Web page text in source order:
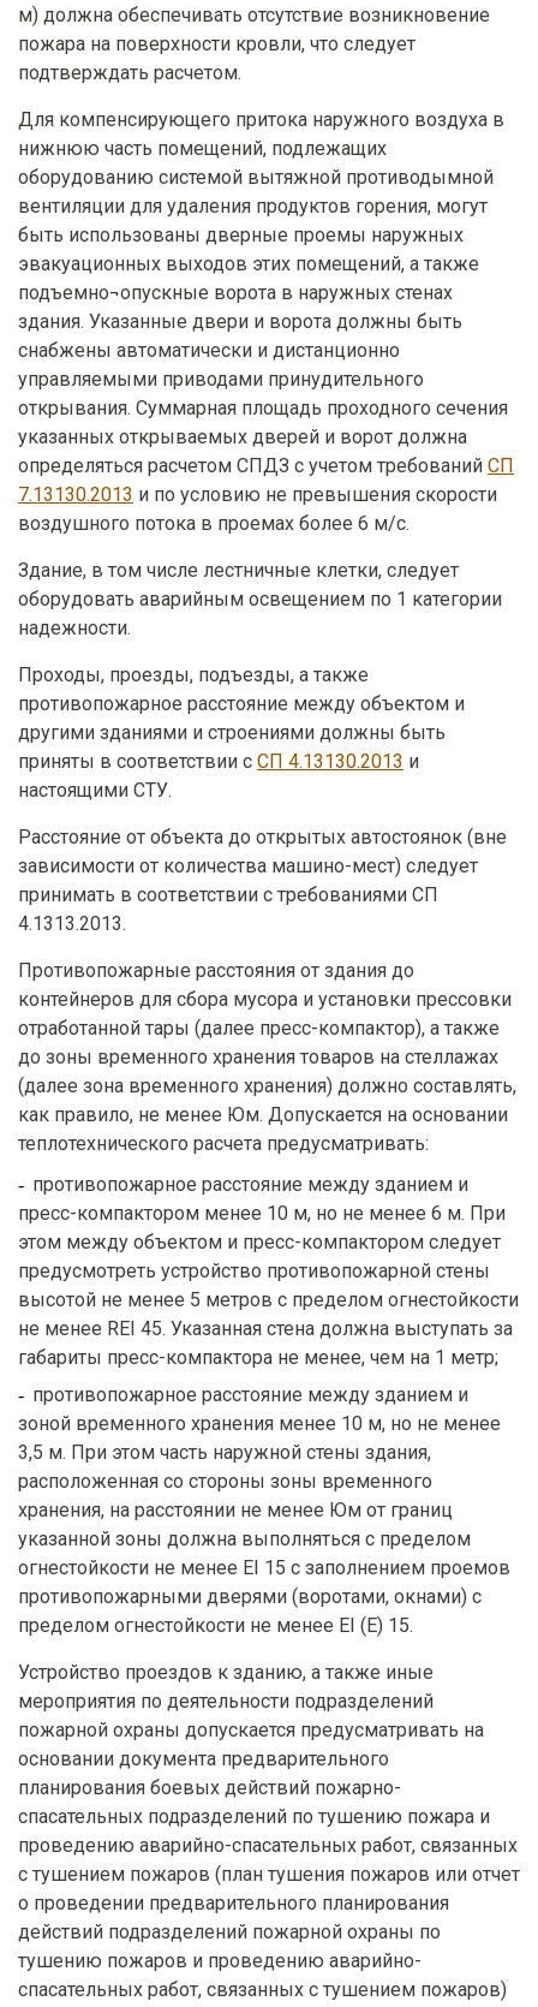
м) должна обеспечивать отсутствие возникновение
пожара на поверхности кровли, что следует
подтверждать расчетом.
Для компенсирующего притока наружного воздуха в
нижнюю часть помещений, подлежащих
оборудованию системой вытяжной противодымной
вентиляции для удаления продуктов горения, могут
быть использованы дверные проемы наружных
эвакуационных выходов этих помещений, а также
подъемно¬опускные ворота в наружных стенах
здания. Указанные двери и ворота должны быть
снабжены автоматически и дистанционно
управляемыми приводами принудительного
открывания. Суммарная площадь проходного сечения
указанных открываемых дверей и ворот должна
определяться расчетом СПДЗ с учетом требований СП
7.13130.2013 и по условию не превышения скорости
воздушного потока в проемах более 6 м/с.
Здание, в том числе лестничные клетки, следует
оборудовать аварийным освещением по 1 категории
надежности.
Проходы, проезды, подъезды, а также
противопожарное расстояние между объектом и
другими зданиями и строениями должны быть
приняты в соответствии с СП 4.13130.2013 и
настоящими СТУ.
Расстояние от объекта до открытых автостоянок (вне
зависимости от количества машино-мест) следует
принимать в соответствии с требованиями СП
4.1313.2013.
Противопожарные расстояния от здания до
контейнеров для сбора мусора и установки прессовки
отработанной тары (далее пресс-компактор), а также
до зоны временного хранения товаров на стеллажах
(далее зона временного хранения) должно составлять,
как правило, не менее Юм. Допускается на основании
теплотехнического расчета предусматривать:
противопожарное расстояние между зданием и
пресс-компактором менее 10 м, но не менее 6 м. При
этом между объектом и пресс-компактором следует
предусмотреть устройство противопожарной стены
высотой не менее 5 метров с пределом огнестойкости
не менее REI 45. Указанная стена должна выступать за
габариты пресс-компактора не менее, чем на 1 метр;
противопожарное расстояние между зданием и
зоной временного хранения менее 10 м, но не менее
3,5 м. При этом часть наружной стены здания,
расположенная со стороны зоны временного
хранения, на расстоянии не менее Юм от границ
указанной зоны должна выполняться с пределом
огнестойкости не менее EI 15 с заполнением проемов
противопожарными дверями (воротами, окнами) с
пределом огнестойкости не менее EI (Е) 15.
Устройство проездов к зданию, а также иные
мероприятия по деятельности подразделений
пожарной охраны допускается предусматривать на
основании документа предварительного
планирования боевых действий пожарно-
спасательных подразделений по тушению пожара и
проведению аварийно-спасательных работ, связанных
с тушением пожаров (план тушения пожаров или отчет
о проведении предварительного планирования
действий подразделений пожарной охраны по
тушению пожаров и проведению аварийно-
спасательных работ, связанных с тушением пожаров)